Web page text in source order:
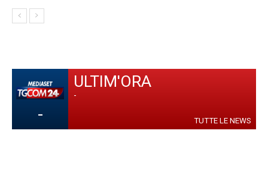
-
ULTIM'ORA
-
TUTTE LE NEWS